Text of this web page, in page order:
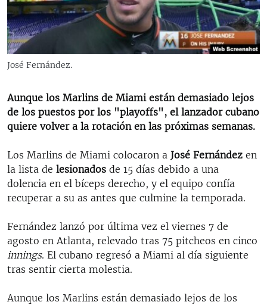
RADIO MARTÍ
ESPECIALES
ESPECIALES
SER VIEJO EN CUBA
KENTU-CUBANO
DESINFORMACIÓN RUSA EN AMÉRICA LATINA
LA INVASIÓN DE RUSIA A UCRANIA
MULTIMEDIA
SÍGUENOS
José Fernández.
Aunque los Marlins de Miami están demasiado lejos
de los puestos por los "playoffs", el lanzador cubano
quiere volver a la rotación en las próximas semanas.
Los Marlins de Miami colocaron a José Fernández en
la lista de lesionados de 15 días debido a una
dolencia en el bíceps derecho, y el equipo confía
recuperar a su as antes que culmine la temporada.
Fernández lanzó por última vez el viernes 7 de
agosto en Atlanta, relevado tras 75 pitcheos en cinco
innings. El cubano regresó a Miami al día siguiente
tras sentir cierta molestia.
Aunque los Marlins están demasiado lejos de los